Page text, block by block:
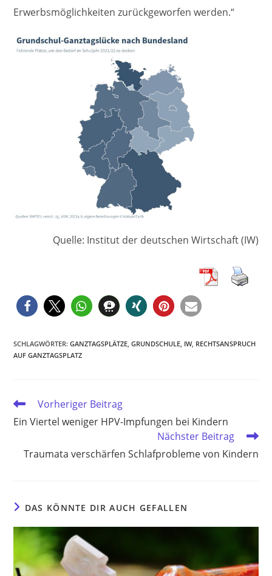
Erwerbsmöglichkeiten zurückgeworfen werden.“
Quelle: Institut der deutschen Wirtschaft (IW)
SCHLAGWÖRTER:GANZTAGSPLÄTZE, GRUNDSCHULE, IW, RECHTSANSPRUCH
AUF GANZTAGSPLATZ
Weitere
ansehen
Vorheriger Beitrag
Ein Viertel weniger HPV-Impfungen bei Kindern
Nächster Beitrag
Traumata verschärfen Schlafprobleme von Kindern
DAS KÖNNTE DIR AUCH GEFALLEN